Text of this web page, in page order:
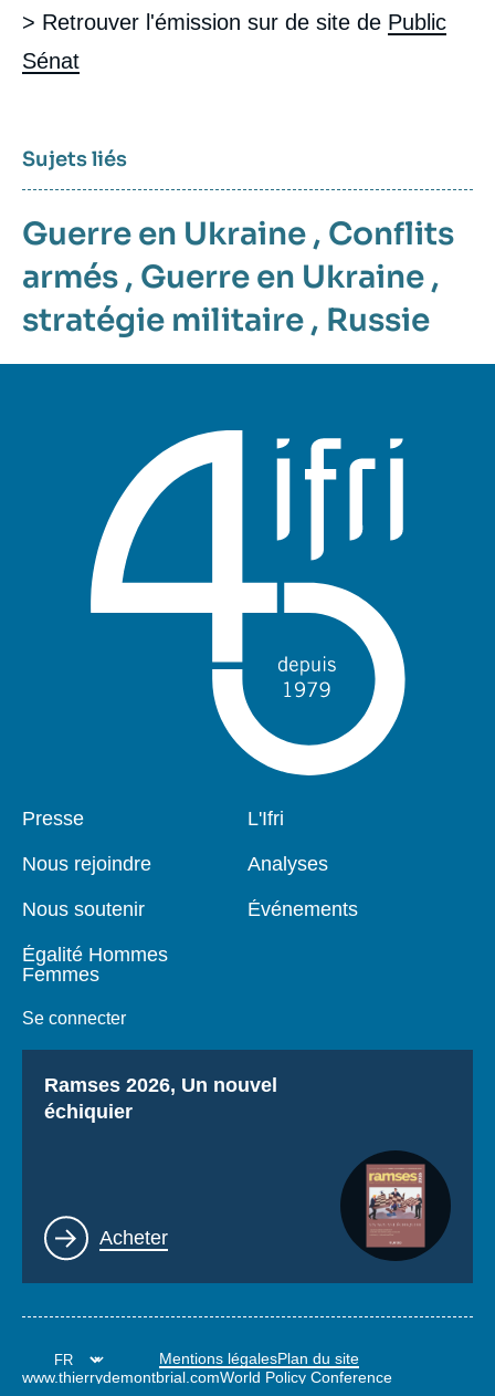
> Retrouver l'émission sur de site de Public
Sénat
Sujets liés
Guerre en Ukraine , Conflits
armés , Guerre en Ukraine ,
stratégie militaire , Russie
Pied
Presse
Nous rejoindre
Nous soutenir
Égalité Hommes
Femmes
Se connecter
Navigation
L'Ifri
Analyses
Événements
Titre
Ramses 2026, Un nouvel
échiquier
Lien
Acheter
Mentions légalesPlan du site
www.thierrydemontbrial.comWorld Policy Conference